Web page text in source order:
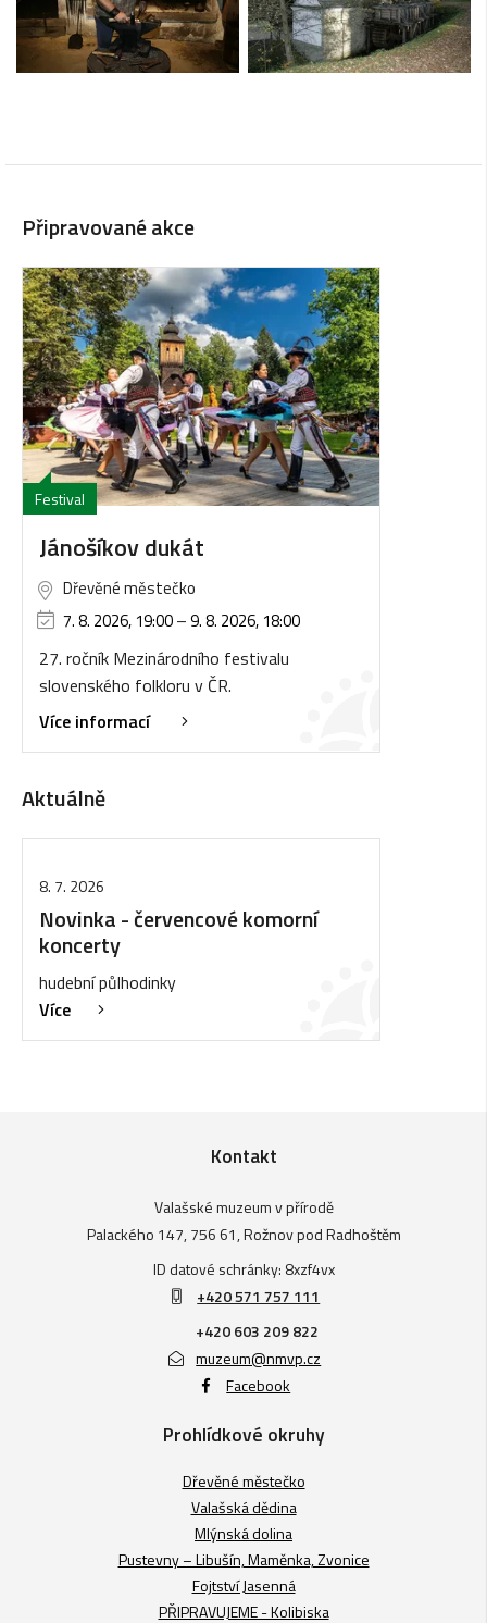
Připravované akce
Festival
Jánošíkov dukát
Dřevěné městečko
7. 8. 2026, 19:00–9. 8. 2026, 18:00
27. ročník Mezinárodního festivalu
slovenského folkloru v ČR.
Více informací
Aktuálně
8. 7. 2026
Novinka - červencové komorní
koncerty
hudební půlhodinky
Více
Kontakt
Valašské muzeum v přírodě
Palackého 147, 756 61, Rožnov pod Radhoštěm
ID datové schránky: 8xzf4vx
+420 571 757 111
+420 603 209 822
muzeum@nmvp.cz
Facebook
Prohlídkové okruhy
Dřevěné městečko
Valašská dědina
Mlýnská dolina
Pustevny – Libušín, Maměnka, Zvonice
Fojtství Jasenná
PŘIPRAVUJEME - Kolibiska